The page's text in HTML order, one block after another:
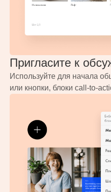
Пригласите к
Используйте для начала
или кнопки, блоки call-to-